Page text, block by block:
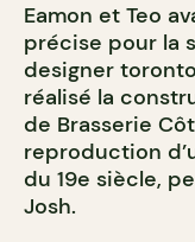
Eamon et Teo
précise pour la
designer
réalisé la
de Brasserie
reproduction
du 19e siècle,
Josh.